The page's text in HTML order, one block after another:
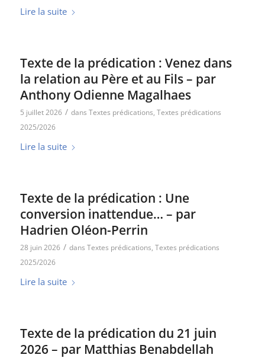
Lire la suite
Texte de la prédication : Venez dans
la relation au Père et au Fils – par
Anthony Odienne Magalhaes
5 juillet 2026 / dans Textes prédications, Textes prédications
2025/2026
Lire la suite
Texte de la prédication : Une
conversion inattendue… – par
Hadrien Oléon-Perrin
28 juin 2026 / dans Textes prédications, Textes prédications
2025/2026
Lire la suite
Texte de la prédication du 21 juin
2026 – par Matthias Benabdellah